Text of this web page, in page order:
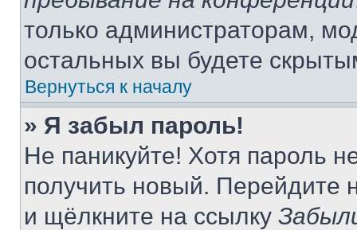
только администраторам,
остальных вы будете
Вернуться к началу
» Я забыл пароль!
Не паникуйте! Хотя пароль
получить новый. Перейдите
и щёлкните на ссылку